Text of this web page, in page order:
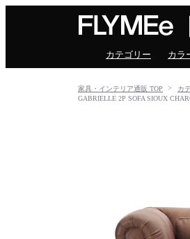
カテゴリー カラ
家具・インテリア通販 TOP カ
GABRIELLE 2P SOFA SIOUX